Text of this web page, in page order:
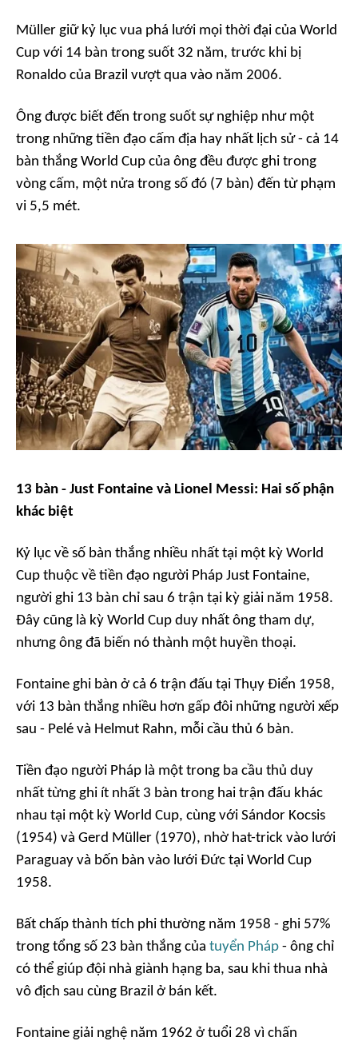
Müller giữ kỷ lục vua phá lưới mọi thời đại của World
Cup với 14 bàn trong suốt 32 năm, trước khi bị
Ronaldo của Brazil vượt qua vào năm 2006.
Ông được biết đến trong suốt sự nghiệp như một
trong những tiền đạo cấm địa hay nhất lịch sử - cả 14
bàn thắng World Cup của ông đều được ghi trong
vòng cấm, một nửa trong số đó (7 bàn) đến từ phạm
vi 5,5 mét.
13 bàn - Just Fontaine và Lionel Messi: Hai số phận
khác biệt
Kỷ lục về số bàn thắng nhiều nhất tại một kỳ World
Cup thuộc về tiền đạo người Pháp Just Fontaine,
người ghi 13 bàn chỉ sau 6 trận tại kỳ giải năm 1958.
Đây cũng là kỳ World Cup duy nhất ông tham dự,
nhưng ông đã biến nó thành một huyền thoại.
Fontaine ghi bàn ở cả 6 trận đấu tại Thụy Điển 1958,
với 13 bàn thắng nhiều hơn gấp đôi những người xếp
sau - Pelé và Helmut Rahn, mỗi cầu thủ 6 bàn.
Tiền đạo người Pháp là một trong ba cầu thủ duy
nhất từng ghi ít nhất 3 bàn trong hai trận đấu khác
nhau tại một kỳ World Cup, cùng với Sándor Kocsis
(1954) và Gerd Müller (1970), nhờ hat-trick vào lưới
Paraguay và bốn bàn vào lưới Đức tại World Cup
1958.
Bất chấp thành tích phi thường năm 1958 - ghi 57%
trong tổng số 23 bàn thắng của tuyển Pháp - ông chỉ
có thể giúp đội nhà giành hạng ba, sau khi thua nhà
vô địch sau cùng Brazil ở bán kết.
Fontaine giải nghệ năm 1962 ở tuổi 28 vì chấn